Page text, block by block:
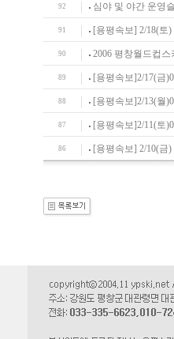
92 심야 및 야간 운영
91 [용평속보] 2/18(토)
90 2006 평창월드컵
89 [용평속보]2/17(금
88 [용평속보]2/13(월
87 [용평속보]2/11(토
86 [용평속보] 2/10(금)